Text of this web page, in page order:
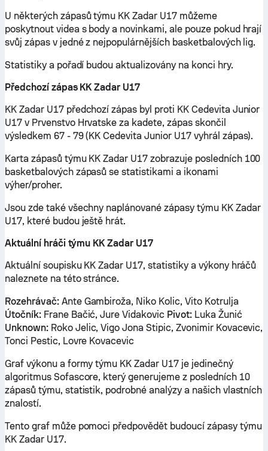
U některých zápasů týmu KK Zadar U17 můžeme
poskytnout videa s body a novinkami, ale pouze pokud hrají
svůj zápas v jedné z nejpopulárnějších basketbalových lig.
Statistiky a pořadí budou aktualizovány na konci hry.
Předchozí zápas KK Zadar U17
KK Zadar U17 předchozí zápas byl proti KK Cedevita Junior
U17 v Prvenstvo Hrvatske za kadete, zápas skončil
výsledkem 67 - 79 (KK Cedevita Junior U17 vyhrál zápas).
Karta zápasů týmu KK Zadar U17 zobrazuje posledních 100
basketbalových zápasů se statistikami a ikonami
výher/proher.
Jsou zde také všechny naplánované zápasy týmu KK Zadar
U17, které budou ještě hrát.
Aktuální hráči týmu KK Zadar U17
Aktuální soupisku KK Zadar U17, statistiky a výkony hráčů
naleznete na této stránce.
Rozehrávač:Ante Gambiroža, Niko Kolic, Vito Kotrulja
Útočník:Frane Bačić, Jure Vidakovic Pivot:Luka Žunić
Unknown:Roko Jelic, Vigo Jona Stipic, Zvonimir Kovacevic,
Tonci Pestic, Lovre Kovacevic
Graf výkonu a formy týmu KK Zadar U17 je jedinečný
algoritmus Sofascore, který generujeme z posledních 10
zápasů týmu, statistik, podrobné analýzy a našich vlastních
znalostí.
Tento graf může pomoci předpovědět budoucí zápasy týmu
KK Zadar U17.